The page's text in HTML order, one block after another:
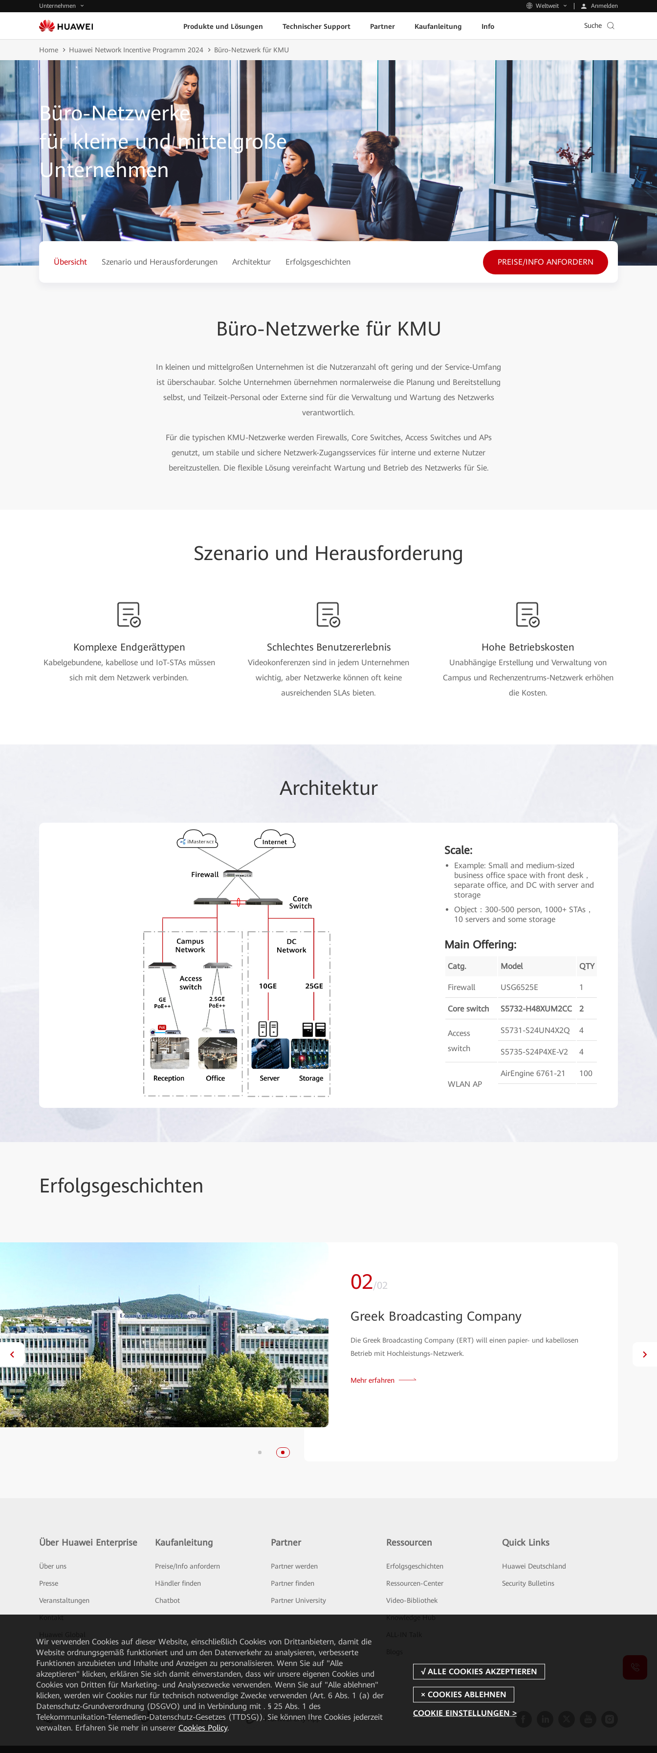
Unternehmen Weltweit Anmelden
Produkte und Lösungen Technischer Support Partner Kaufanleitung Info Suche
Home Huawei Network Incentive Programm 2024 Büro-Netzwerk für KMU
Büro-Netzwerke
für kleine und mittelgroße
Unternehmen
Übersicht Szenario und Herausforderungen Architektur Erfolgsgeschichten PREISE/INFO ANFORDERN
Büro-Netzwerke für KMU
In kleinen und mittelgroßen Unternehmen ist die Nutzeranzahl oft gering und der Service-Umfang
ist überschaubar. Solche Unternehmen übernehmen normalerweise die Planung und Bereitstellung
selbst, und Teilzeit-Personal oder Externe sind für die Verwaltung und Wartung des Netzwerks
verantwortlich.
Für die typischen KMU-Netzwerke werden Firewalls, Core Switches, Access Switches und APs
genutzt, um stabile und sichere Netzwerk-Zugangsservices für interne und externe Nutzer
bereitzustellen. Die flexible Lösung vereinfacht Wartung und Betrieb des Netzwerks für Sie.
Szenario und Herausforderung
Komplexe Endgerättypen
Kabelgebundene, kabellose und IoT-STAs müssen
sich mit dem Netzwerk verbinden.
Schlechtes Benutzererlebnis
Videokonferenzen sind in jedem Unternehmen
wichtig, aber Netzwerke können oft keine
ausreichenden SLAs bieten.
Hohe Betriebskosten
Unabhängige Erstellung und Verwaltung von
Campus und Rechenzentrums-Netzwerk erhöhen
die Kosten.
Architektur
Scale:
Example: Small and medium-sized
business office space with front desk，
separate office, and DC with server and
storage
Object：300-500 person, 1000+ STAs，
10 servers and some storage
Main Offering:
Catg. Model QTY
Firewall USG6525E 1
Core switch S5732-H48XUM2CC 2
Access
switch
S5731-S24UN4X2Q 4
S5735-S24P4XE-V2 4
WLAN AP
AirEngine 6761-21 100
Erfolgsgeschichten
02/02
Greek Broadcasting Company
Die Greek Broadcasting Company (ERT) will einen papier- und kabellosen
Betrieb mit Hochleistungs-Netzwerk.
Mehr erfahren
Über Huawei Enterprise
Über uns
Presse
Veranstaltungen
Kaufanleitung
Preise/Info anfordern
Händler finden
Chatbot
Partner
Partner werden
Partner finden
Partner University
Ressourcen
Erfolgsgeschichten
Ressourcen-Center
Video-Bibliothek
Quick Links
Huawei Deutschland
Security Bulletins
HUAWEI eKit App Huawei HiKnow App HUAWEI eFly App
Wir verwenden Cookies auf dieser Website, einschließlich Cookies von Drittanbietern, damit die
Website ordnungsgemäß funktioniert und um den Datenverkehr zu analysieren, verbesserte
Funktionen anzubieten und Inhalte und Anzeigen zu personalisieren. Wenn Sie auf "Alle
akzeptieren" klicken, erklären Sie sich damit einverstanden, dass wir unsere eigenen Cookies und
Cookies von Dritten für Marketing- und Analysezwecke verwenden. Wenn Sie auf "Alle ablehnen"
klicken, werden wir Cookies nur für technisch notwendige Zwecke verwenden (Art. 6 Abs. 1 (a) der
Datenschutz-Grundverordnung (DSGVO) und in Verbindung mit . § 25 Abs. 1 des
Telekommunikation-Telemedien-Datenschutz-Gesetzes (TTDSG)). Sie können Ihre Cookies jederzeit
verwalten. Erfahren Sie mehr in unserer Cookies Policy.
COOKIE EINSTELLUNGEN >